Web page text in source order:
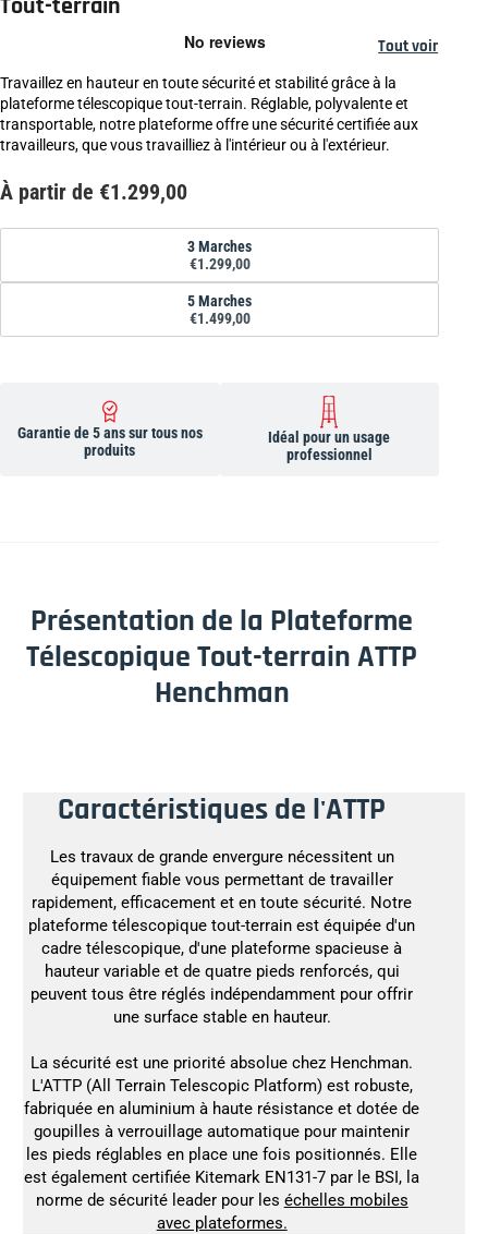
Tout-terrain
Tout voir
Travaillez en hauteur en toute sécurité et stabilité grâce à la
plateforme télescopique tout-terrain. Réglable, polyvalente et
transportable, notre plateforme offre une sécurité certifiée aux
travailleurs, que vous travailliez à l'intérieur ou à l'extérieur.
À partir de €1.299,00
3 Marches
€1.299,00
5 Marches
€1.499,00
Garantie de 5 ans sur tous nos
produits
Idéal pour un usage
professionnel
Présentation de la Plateforme
Télescopique Tout-terrain ATTP
Henchman
Caractéristiques de l'ATTP
Les travaux de grande envergure nécessitent un
équipement fiable vous permettant de travailler
rapidement, efficacement et en toute sécurité. Notre
plateforme télescopique tout-terrain est équipée d'un
cadre télescopique, d'une plateforme spacieuse à
hauteur variable et de quatre pieds renforcés, qui
peuvent tous être réglés indépendamment pour offrir
une surface stable en hauteur.
La sécurité est une priorité absolue chez Henchman.
L'ATTP (All Terrain Telescopic Platform) est robuste,
fabriquée en aluminium à haute résistance et dotée de
goupilles à verrouillage automatique pour maintenir
les pieds réglables en place une fois positionnés. Elle
est également certifiée Kitemark EN131-7 par le BSI, la
norme de sécurité leader pour les échelles mobiles
avec plateformes.